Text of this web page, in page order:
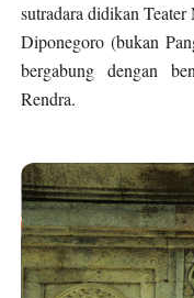
sutradara didikan
Diponegoro (bukan
bergabung dengan
Rendra.